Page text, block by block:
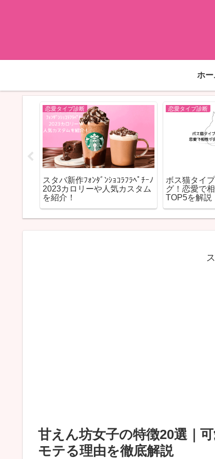
ホー
恋愛タイプ診断
スタバ新作ﾌｫﾝﾀﾞﾝｼｮｺﾗﾌﾗﾍﾟﾁｰﾉ
2023カロリーや人気カスタム
を紹介！
恋愛タイプ診断
ボス猫タイ
グ！恋愛で
TOP5を解説
甘えん坊女子の特徴20選｜
モテる理由を徹底解説